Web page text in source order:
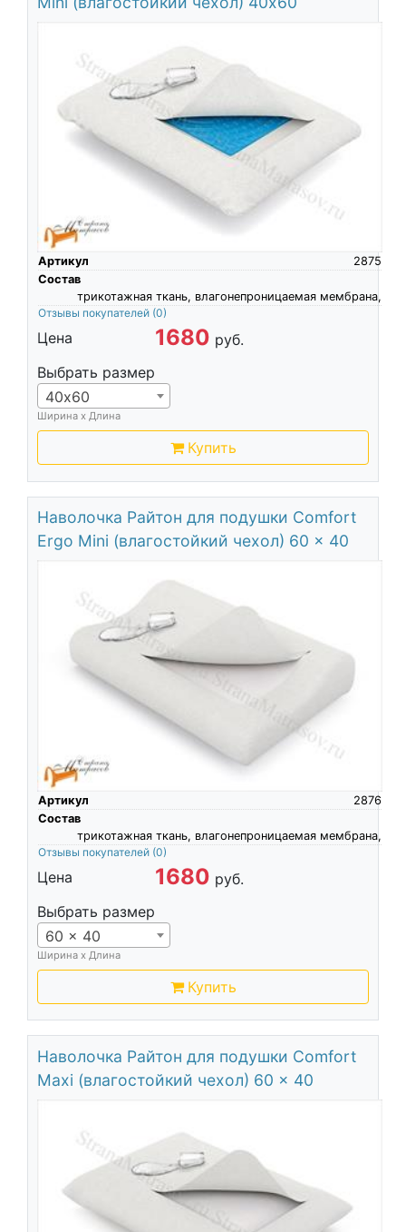
Артикул
2875
Состав
трикотажная ткань, влагонепроницаемая мембрана,
Отзывы покупателей (0)
Цена 1680 руб.
Выбрать размер
40х60
Ширина х Длина
Купить
Наволочка Райтон для подушки Comfort
Ergo Mini (влагостойкий чехол) 60 x 40
Артикул
2876
Состав
трикотажная ткань, влагонепроницаемая мембрана,
Отзывы покупателей (0)
Цена 1680 руб.
Выбрать размер
60 x 40
Ширина х Длина
Купить
Наволочка Райтон для подушки Comfort
Maxi (влагостойкий чехол) 60 x 40